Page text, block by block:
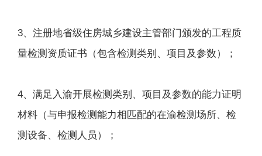
3、注册地省级住房城乡建设主管部门颁发的工程质
量检测资质证书（包含检测类别、项目及参数）；
4、满足入渝开展检测类别、项目及参数的能力证明
材料（与申报检测能力相匹配的在渝检测场所、检
测设备、检测人员）；